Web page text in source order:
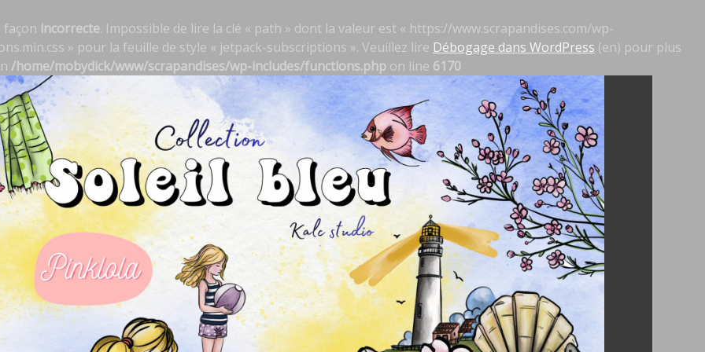
façon incorrecte. Impossible de lire la clé « path » dont la valeur est « https://www.scrapandises.com/wp-
» pour la feuille de style « jetpack-subscriptions ». Veuillez lire Débogage dans WordPress (en) pour plus
/home/mobydick/www/scrapandises/wp-includes/functions.php on line 6170